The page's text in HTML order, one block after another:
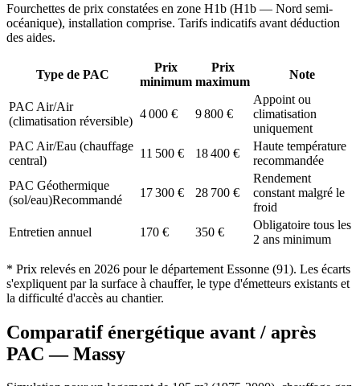
Fourchettes de prix constatées en zone H1b (H1b — Nord semi-
océanique), installation comprise. Tarifs indicatifs avant déduction
des aides.
Type de PAC
Prix
minimum
Prix
maximum
Note
PAC Air/Air
(climatisation réversible)
4 000 € 9 800 €
Appoint ou
climatisation
uniquement
PAC Air/Eau (chauffage
central)
11 500 € 18 400 €
Haute température
recommandée
PAC Géothermique
(sol/eau)Recommandé
17 300 € 28 700 €
Rendement
constant malgré le
froid
Entretien annuel
170 € 350 €
Obligatoire tous les
2 ans minimum
* Prix relevés en 2026 pour le département Essonne (91). Les écarts
s'expliquent par la surface à chauffer, le type d'émetteurs existants et
la difficulté d'accès au chantier.
Comparatif énergétique avant / après
PAC —Massy